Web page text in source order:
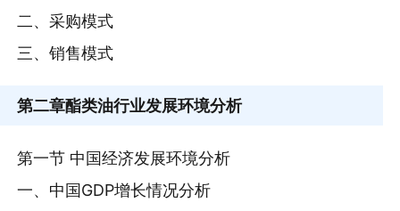
二、采购模式
三、销售模式
第二章酯类油行业发展环境分析
第一节 中国经济发展环境分析
一、中国GDP增长情况分析